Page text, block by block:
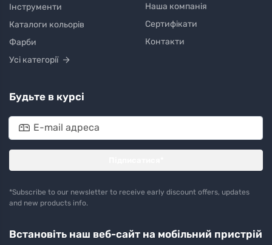
Інструменти
Каталоги кольорів
Фарби
Усі категорії
Наша компанія
Сертифікати
Контакти
Будьте в курсі
*Subscribe to our newsletter to receive early discount offers, updates
and new products info.
Встановіть наш веб-сайт на мобільний пристрій